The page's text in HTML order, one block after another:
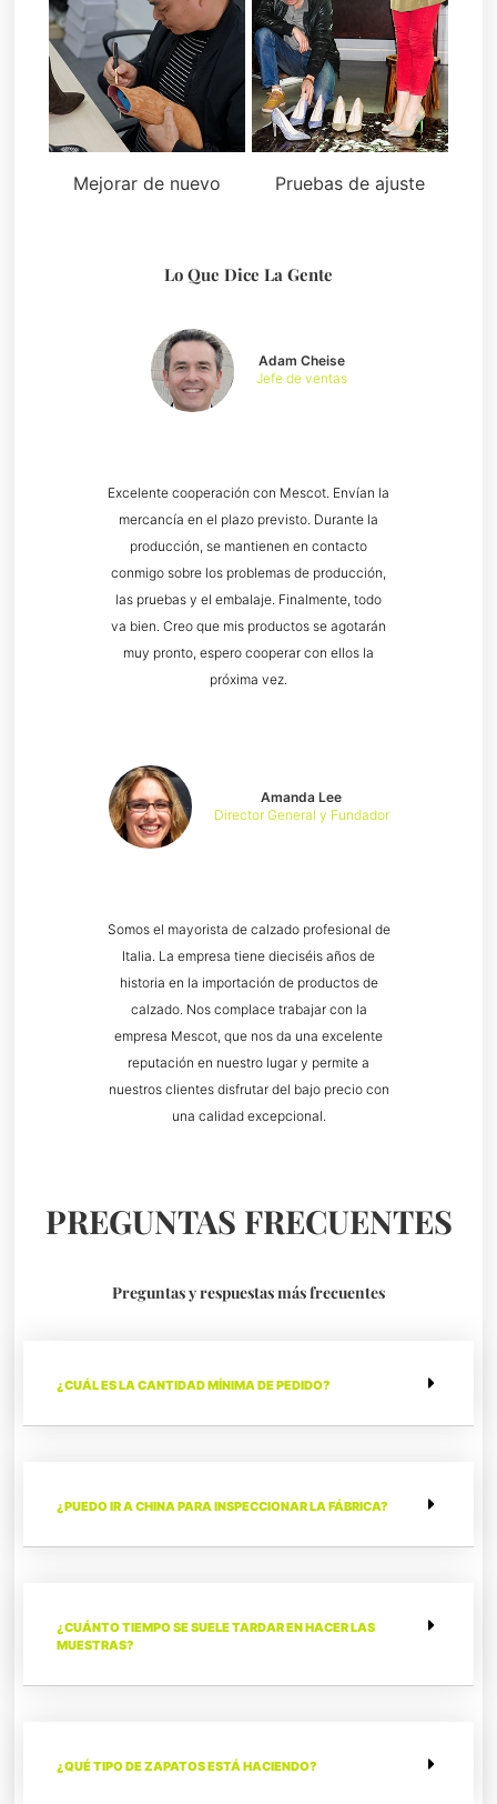
Mejorar de nuevo Pruebas de ajuste
Lo Que Dice La Gente
Somos el mayorista de calzado profesional de
Italia. La empresa tiene dieciséis años de
historia en la importación de productos de
calzado. Nos complace trabajar con la
empresa Mescot, que nos da una excelente
reputación en nuestro lugar y permite a
nuestros clientes disfrutar del bajo precio con
una calidad excepcional.
Amanda Lee
Director General y Fundador
Excelente cooperación con Mescot. Envían la
mercancía en el plazo previsto. Durante la
producción, se mantienen en contacto
conmigo sobre los problemas de producción,
las pruebas y el embalaje. Finalmente, todo
va bien. Creo que mis productos se agotarán
muy pronto, espero cooperar con ellos la
próxima vez.
Adam Cheise
Jefe de ventas
PREGUNTAS FRECUENTES
Preguntas y respuestas más frecuentes
¿CUÁL ES LA CANTIDAD MÍNIMA DE PEDIDO?
¿PUEDO IR A CHINA PARA INSPECCIONAR LA FÁBRICA?
¿CUÁNTO TIEMPO SE SUELE TARDAR EN HACER LAS
MUESTRAS?
¿QUÉ TIPO DE ZAPATOS ESTÁ HACIENDO?